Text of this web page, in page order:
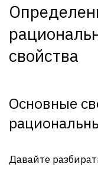
свойства
Основные
Давайте